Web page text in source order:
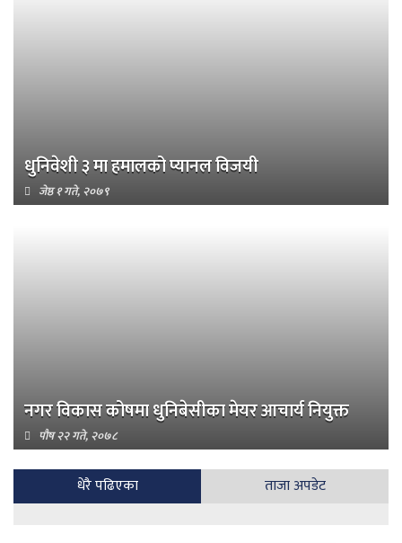
धुनिवेशी ३ मा हमालको प्यानल विजयी
जेष्ठ १ गते, २०७९
नगर विकास कोषमा धुनिबेसीका मेयर आचार्य नियुक्त
पौष २२ गते, २०७८
धेरै पढिएका ताजा अपडेट